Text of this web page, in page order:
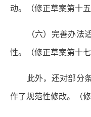
动。（修正草案第十
（六）完善办法
性。（修正草案第十七
此外，还对部分条
作了规范性修改。（